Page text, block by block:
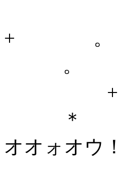
+
。
+
＊ + /
オオォオウ！
∧＿